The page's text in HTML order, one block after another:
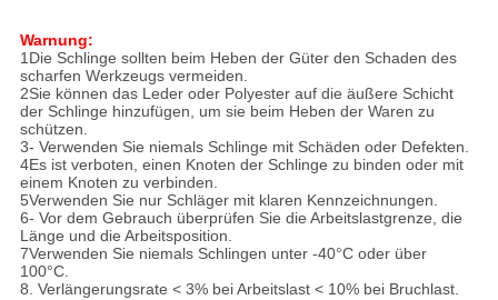
Warnung:
1Die Schlinge sollten beim Heben der Güter den Schaden des
scharfen Werkzeugs vermeiden.
2Sie können das Leder oder Polyester auf die äußere Schicht
der Schlinge hinzufügen, um sie beim Heben der Waren zu
schützen.
3- Verwenden Sie niemals Schlinge mit Schäden oder Defekten.
4Es ist verboten, einen Knoten der Schlinge zu binden oder mit
einem Knoten zu verbinden.
5Verwenden Sie nur Schläger mit klaren Kennzeichnungen.
6- Vor dem Gebrauch überprüfen Sie die Arbeitslastgrenze, die
Länge und die Arbeitsposition.
7Verwenden Sie niemals Schlingen unter -40°C oder über
100°C.
8. Verlängerungsrate < 3% bei Arbeitslast < 10% bei Bruchlast.